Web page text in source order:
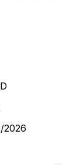
2026